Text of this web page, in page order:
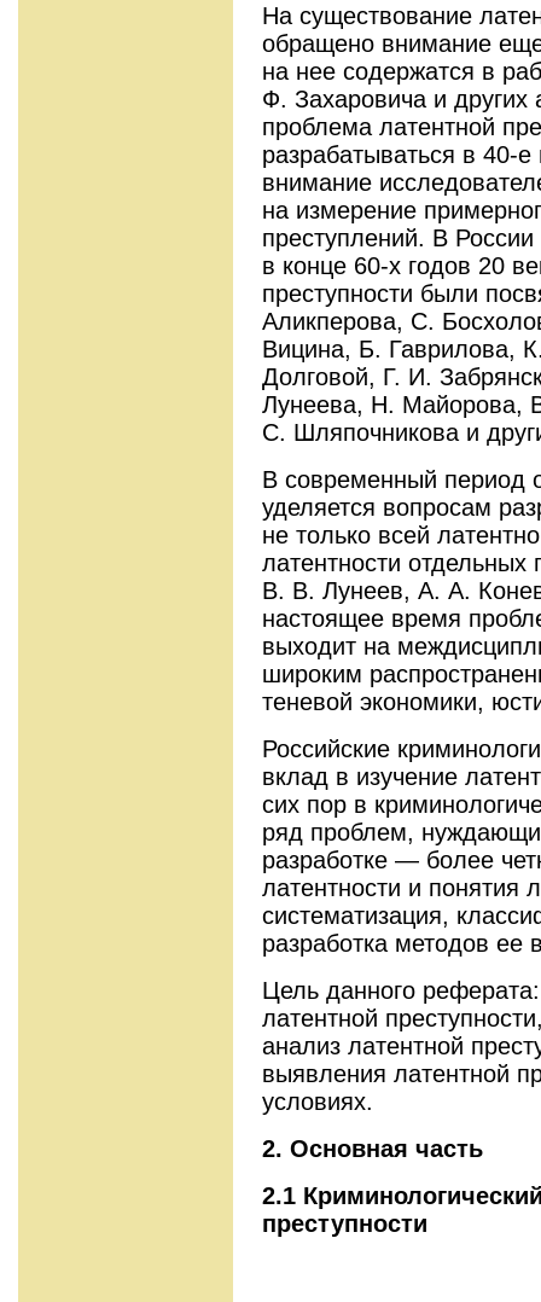
На существование
обращено внимание
на нее содержатся в
Ф. Захаровича и
проблема латентной
разрабатываться в 40-
внимание
на измерение
преступлений. В России
в конце 60-х годов 20
преступности были
Аликперова, С.
Вицина, Б. Гаврилова,
Долговой, Г. И.
Лунеева, Н. Майорова,
С. Шляпочникова и
В современный период
уделяется вопросам
не только всей
латентности
В. В. Лунеев, А. А.
настоящее время
выходит на
широким
теневой экономики,
Российские
вклад в изучение
сих пор в
ряд проблем,
разработке — более
латентности и понятия
систематизация,
разработка методов ее
Цель данного
латентной
анализ латентной
выявления латентной
условиях.
2. Основная часть
2.1
преступности